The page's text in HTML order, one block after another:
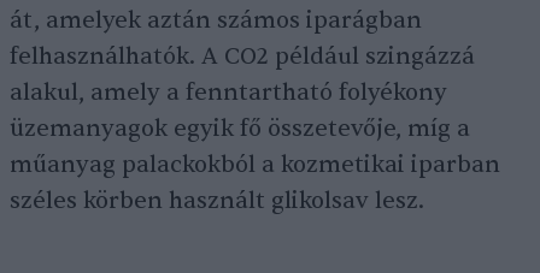
át, amelyek aztán számos iparágban
felhasználhatók. A CO2 például szingázzá
alakul, amely a fenntartható folyékony
üzemanyagok egyik fő összetevője, míg a
műanyag palackokból a kozmetikai iparban
széles körben használt glikolsav lesz.